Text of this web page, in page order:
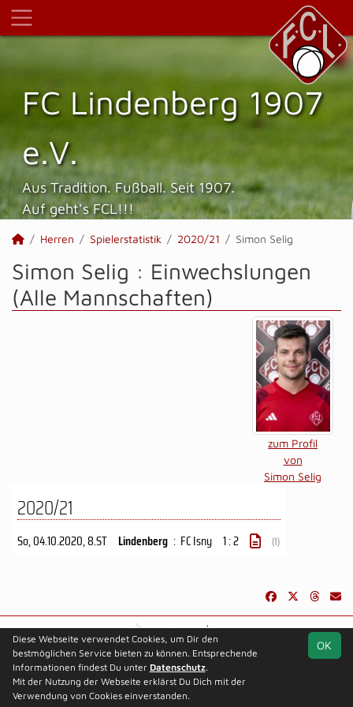
FC Lindenberg 1907
e.V.
Aus Tradition. Fußball. Seit 1907.
Auf geht's FCL!!!
Herren Spielerstatistik 2020/21 Simon Selig
Simon Selig : Einwechslungen
(Alle Mannschaften)
zum Profil
von
Simon Selig
2020/21
So, 04.10.2020, 8.ST Lindenberg : FC Isny 1 : 2 (1)
soccero.de
© 2006 - 2026
Besucherstatistik Kontakt Impressum
OK
Diese Webseite verwendet Cookies, um Dir den
bestmöglichen Service bieten zu können. Entsprechende
Informationen findest Du unter Datenschutz.
Mit der Nutzung der Webseite erklärst Du Dich mit der
Verwendung von Cookies einverstanden.